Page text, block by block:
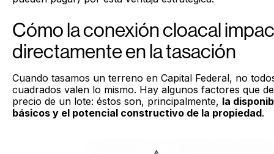
Cómo la conexión cloacal
directamente en la tasación
Cuando tasamos un terreno en Capital Federal, no
cuadrados valen lo mismo. Hay algunos factores que
precio de un lote: éstos son, principalmente, la
básicos y el potencial constructivo de la propiedad.